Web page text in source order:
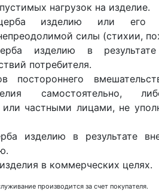
нагрузок на изделие.
изделию или его
силы (стихии,
изделию в
потребителя.
постороннего
самостоятельно,
или частными лицами, не
изделию в результате
в коммерческих целях.
производится за счет покупателя.